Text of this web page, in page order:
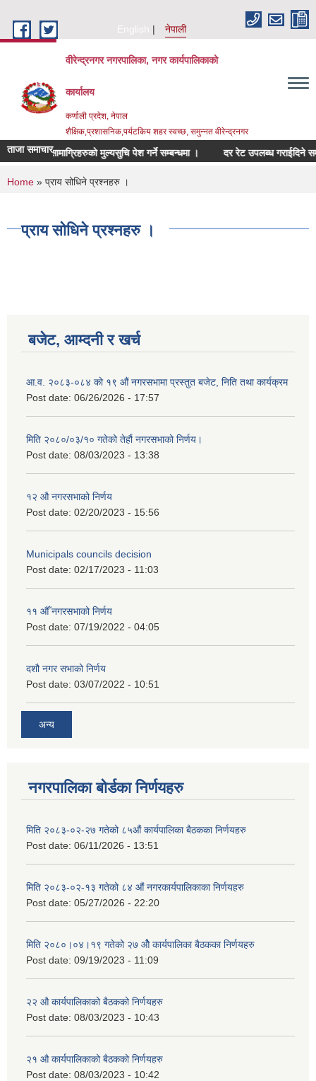
English
नेपाली
वीरेन्द्रनगर नगरपालिका, नगर कार्यपालिकाको
कार्यालय
कर्णाली प्रदेश, नेपाल
शैक्षिक,प्रशासनिक,पर्यटकिय शहर स्वच्छ, समुन्नत वीरेन्द्रनगर
ताजा समाचारसामाग्रिहरुको मुल्यसुचि पेश गर्ने सम्बन्धमा । दर रेट उपलब्ध गराईदिने
You are here
Home » प्राय सोधिने प्रश्नहरु ।
प्राय सोधिने प्रश्नहरु ।
बजेट, आम्दनी र खर्च
आ.व. २०८३-०८४ को १९ औं नगरसभामा प्रस्तुत बजेट, निति तथा कार्यक्रम
Post date: 06/26/2026 - 17:57
मिति २०८०/०३/१० गतेको तेर्हौ नगरसभाको निर्णय।
Post date: 08/03/2023 - 13:38
१२ औ नगरसभाको निर्णय
Post date: 02/20/2023 - 15:56
Municipals councils decision
Post date: 02/17/2023 - 11:03
११ ‌औँ नगरसभाको निर्णय
Post date: 07/19/2022 - 04:05
दशौ नगर सभाको निर्णय
Post date: 03/07/2022 - 10:51
अन्य
नगरपालिका बोर्डका निर्णयहरु
मिति २०८३-०२-२७ गतेको ८५औं कार्यपालिका बैठकका निर्णयहरु
Post date: 06/11/2026 - 13:51
मिति २०८३-०२-१३ गतेको ८४ औं नगरकार्यपालिकाका निर्णयहरु
Post date: 05/27/2026 - 22:20
मिति २०८०।०४।१९ गतेको २७ ‌‍‌ओेै कार्यपालिका बैठकका निर्णयहरु
Post date: 09/19/2023 - 11:09
२‍२ औ कार्यपालिकाको बैठकको निर्णयहरु
Post date: 08/03/2023 - 10:43
२‍१ औ कार्यपालिकाको बैठकको निर्णयहरु
Post date: 08/03/2023 - 10:42